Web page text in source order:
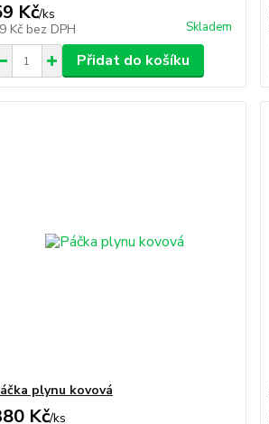
Kč/ks
Kč bez DPH Skladem
Přidat do košíku
plynu kovová
Kč/ks